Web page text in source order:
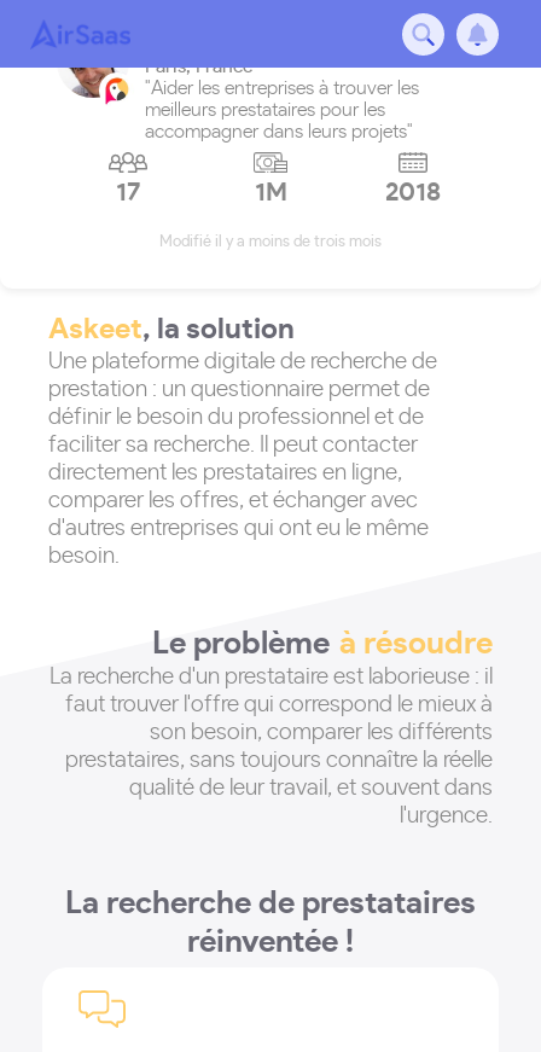
Paris,France
"Aider les entreprises à trouver les
meilleurs prestataires pour les
accompagner dans leurs projets"
17 1M 2018
Modifié il y a moins de trois mois
Askeet, la solution
Une plateforme digitale de recherche de
prestation : un questionnaire permet de
définir le besoin du professionnel et de
faciliter sa recherche. Il peut contacter
directement les prestataires en ligne,
comparer les offres, et échanger avec
d'autres entreprises qui ont eu le même
besoin.
Le problème à résoudre
La recherche d'un prestataire est laborieuse : il
faut trouver l'offre qui correspond le mieux à
son besoin, comparer les différents
prestataires, sans toujours connaître la réelle
qualité de leur travail, et souvent dans
l'urgence.
La recherche de prestataires
réinventée !